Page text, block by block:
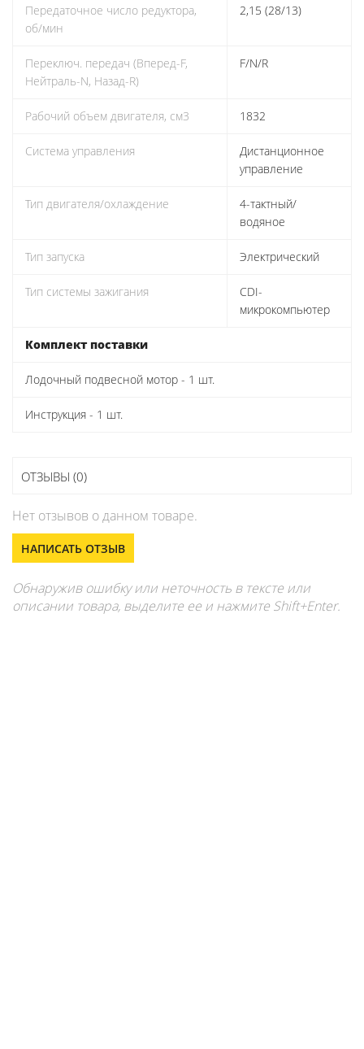
Передаточное число редуктора,
об/мин
2,15 (28/13)
Переключ. передач (Вперед-F,
Нейтраль-N, Назад-R)
F/N/R
Рабочий объем двигателя, см3 1832
Система управления
Дистанционное
управление
Тип двигателя/охлаждение
4-тактный/
водяное
Тип запуска Электрический
Тип системы зажигания
CDI-
микрокомпьютер
Комплект поставки
Лодочный подвесной мотор - 1 шт.
Инструкция - 1 шт.
ОТЗЫВЫ (0)
Нет отзывов о данном товаре.
НАПИСАТЬ ОТЗЫВ
Обнаружив ошибку или неточность в тексте или
описании товара, выделите ее и нажмите Shift+Enter.